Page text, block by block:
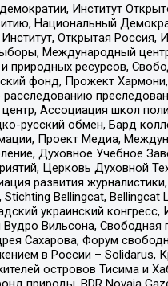
Институт
Национальный
Открытая Россия,
Международный
ресурсов,
фонд, Прожект Хармони,
расследованию
Ассоциация школ
русский обмен, Бард
Проект Медиа,
Духовное Учебное
Церковь Духовной
развития
Bellingcat,
украинский
Вильсона, Свободная
Сахарова, Форум
в России – Solidarus,
островов Тисима и